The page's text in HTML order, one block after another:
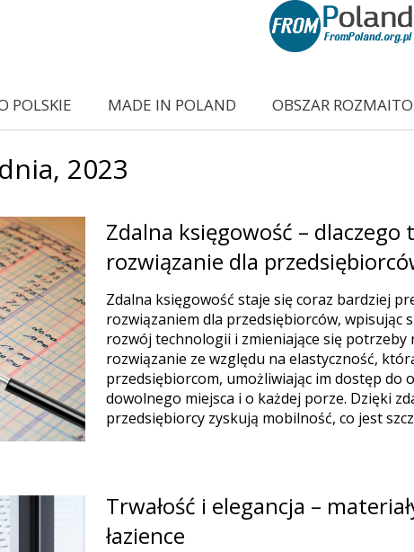
POLSKIE MADE IN POLAND OBSZAR
2023
Zdalna księgowość – dlaczego
rozwiązanie dla
Zdalna księgowość staje się coraz bardziej
rozwiązaniem dla przedsiębiorców, wpisując
rozwój technologii i zmieniające się potrzeby
rozwiązanie ze względu na elastyczność,
przedsiębiorcom, umożliwiając im dostęp do
dowolnego miejsca i o każdej porze. Dzięki
przedsiębiorcy zyskują mobilność, co jest
Trwałość i elegancja –
łazience